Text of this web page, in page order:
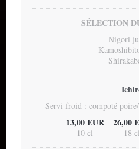
SÉLECTION
Nigori
Servi froid : compoté
13,00 EUR
10 cl
26,00
18 cl